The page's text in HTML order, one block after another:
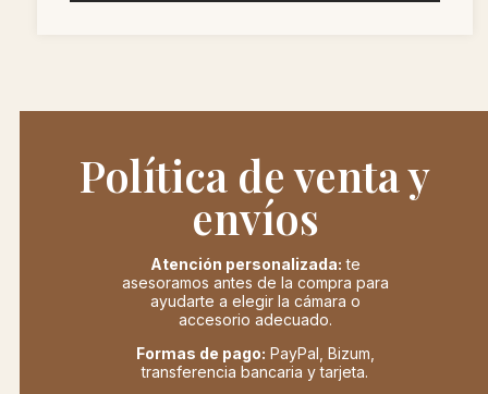
Política de venta y
envíos
Atención personalizada: te
asesoramos antes de la compra para
ayudarte a elegir la cámara o
accesorio adecuado.
Formas de pago: PayPal, Bizum,
transferencia bancaria y tarjeta.